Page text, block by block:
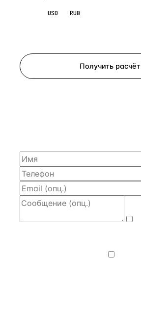
USD RUB
Получить расчёт